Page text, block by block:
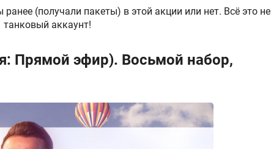
(получали пакеты) в этой акции или нет. Всё это не
танковый аккаунт!
Прямой эфир). Восьмой набор,